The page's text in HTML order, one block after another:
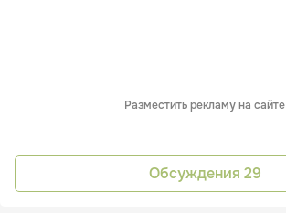
Разместить рекламу на сайте
Обсуждения 29